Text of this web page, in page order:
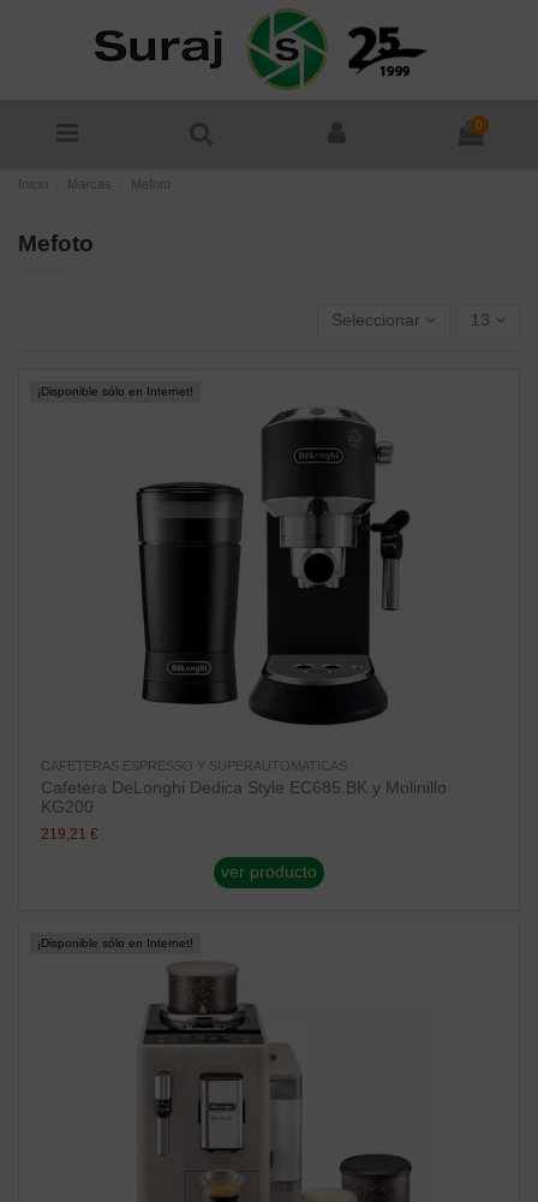
0
Inicio Marcas Mefoto
Mefoto
Seleccionar 13
¡Disponible sólo en Internet!
CAFETERAS ESPRESSO Y SUPERAUTOMATICAS
Cafetera DeLonghi Dedica Style EC685.BK y Molinillo
KG200
219,21 €
ver producto
¡Disponible sólo en Internet!